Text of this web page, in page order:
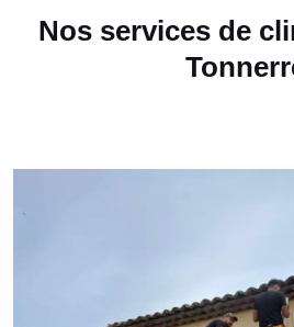
Nos services de